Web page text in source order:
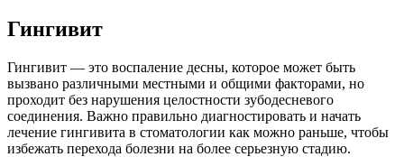
Гингивит
Гингивит — это воспаление десны, которое может быть
вызвано различными местными и общими факторами, но
проходит без нарушения целостности зубодесневого
соединения. Важно правильно диагностировать и начать
лечение гингивита в стоматологии как можно раньше, чтобы
избежать перехода болезни на более серьезную стадию.